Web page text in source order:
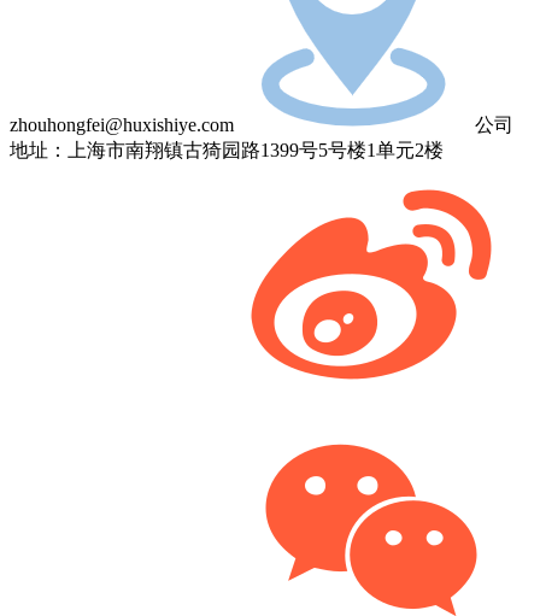
zhouhongfei@huxishiye.com
公司
地址：上海市南翔镇古猗园路1399号5号楼1单元2楼